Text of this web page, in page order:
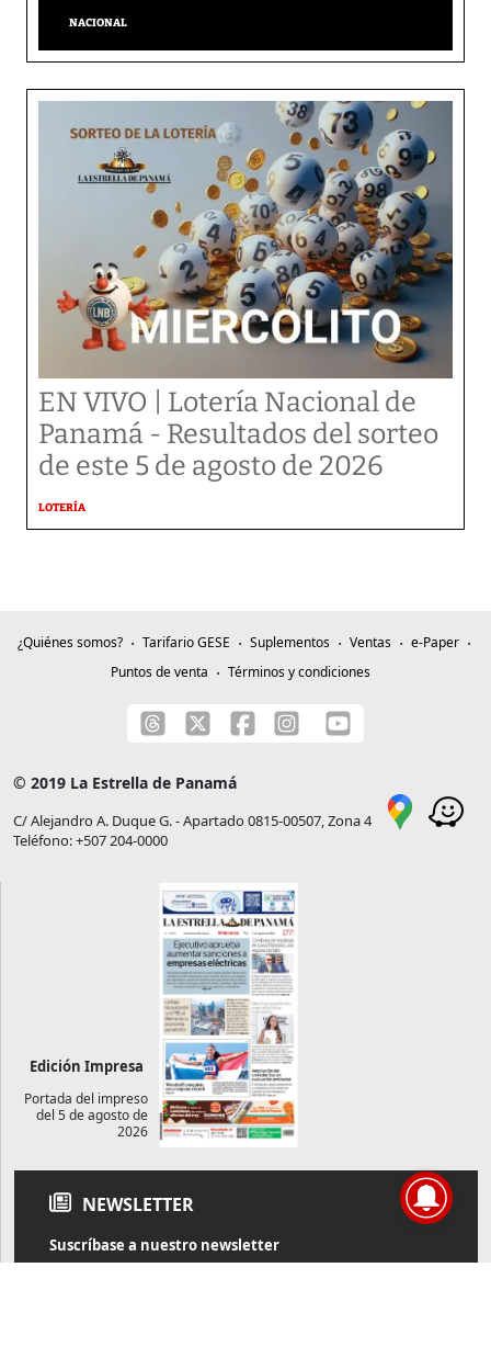
NACIONAL
EN VIVO | Lotería Nacional de
Panamá - Resultados del sorteo
de este 5 de agosto de 2026
LOTERÍA
¿Quiénes somos? Tarifario GESE Suplementos Ventas
e-Paper
Puntos de venta
Términos y condiciones
© 2019 La Estrella de Panamá
C/ Alejandro A. Duque G. - Apartado 0815-00507, Zona 4
Teléfono: +507 204-0000
Edición Impresa
Portada del impreso
del 5 de agosto de
2026
NEWSLETTER
Suscríbase a nuestro newsletter
Reciba diariamente información de actualidad directamente en